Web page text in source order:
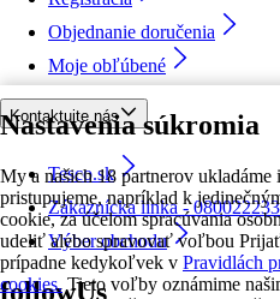
Nastavenia súkromia
My a našich 18 partnerov
pristupujeme, napríklad k
cookie, za účelom spracúvania
udeliť alebo spravovať voľbou
prípadne kedykoľvek v Pravidlách
cookies. Tieto voľby oznámime
Objednanie doručenia
Moje obľúbené
Kontaktujte nás
Tesco.sk
Zákaznícka linka -
Výber obchodu
followUs